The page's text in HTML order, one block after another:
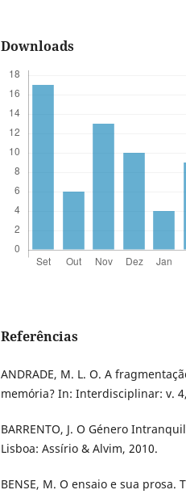
Downloads
Referências
ANDRADE, M. L. O. A
memória? In: Interdisciplinar: v.
BARRENTO, J. O Género
Lisboa: Assírio & Alvim, 2010.
BENSE, M. O ensaio e sua prosa.